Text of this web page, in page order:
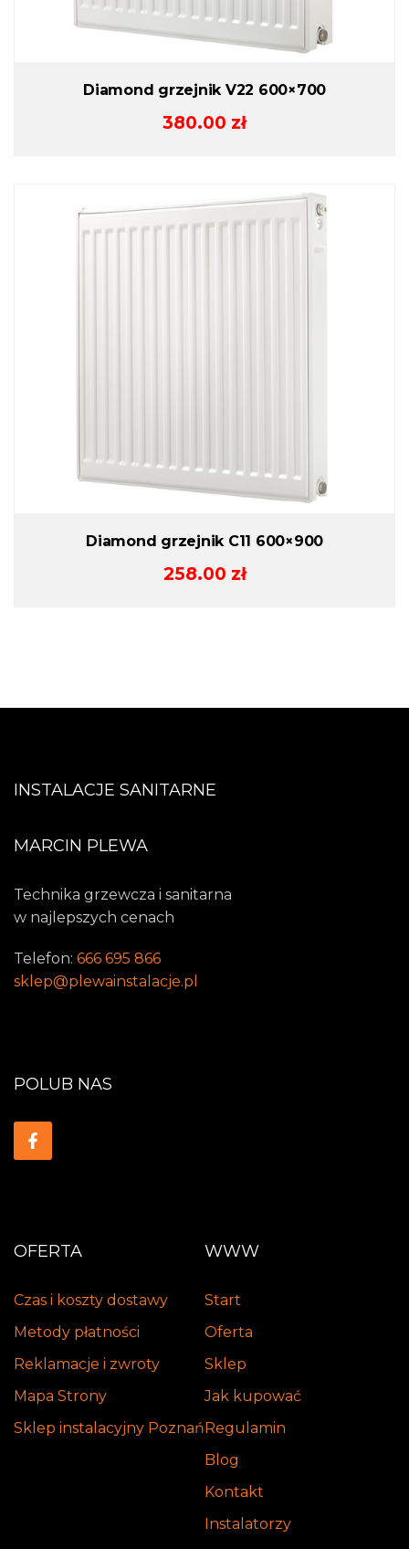
Diamond grzejnik V22 600×700
380.00 zł
Diamond grzejnik C11 600×900
258.00 zł
INSTALACJE SANITARNE
MARCIN PLEWA
Technika grzewcza i sanitarna
w najlepszych cenach
Telefon: 666 695 866
sklep@plewainstalacje.pl
OFERTA
Czas i koszty dostawy
Metody płatności
Reklamacje i zwroty
Mapa Strony
Sklep instalacyjny Poznań
WWW
Start
Oferta
Sklep
Jak kupować
Regulamin
Blog
Kontakt
Instalatorzy
POLUB NAS